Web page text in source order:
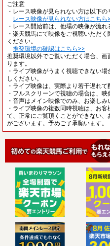
ご注意
・レース映像が見られない方は以下の
レース映像が見られない方はこちら
・レース開始前は、他場の映像が流れ
・楽天競馬にて映像をご視聴いただ
ください。
推奨環境の確認はこちら>>
推奨環境以外でご覧いただく場合、
ります。
・ライブ映像がうまく視聴できない
しください。
・ライブ映像は、実際より若干遅れて
・フルスクリーンで視聴の場合は、
・音声はメイン映像でのみ、お楽しみ
・ライブ映像の複数同時視聴は、お
て、正常にご覧頂くことができない
がございます。予めご了承願います。